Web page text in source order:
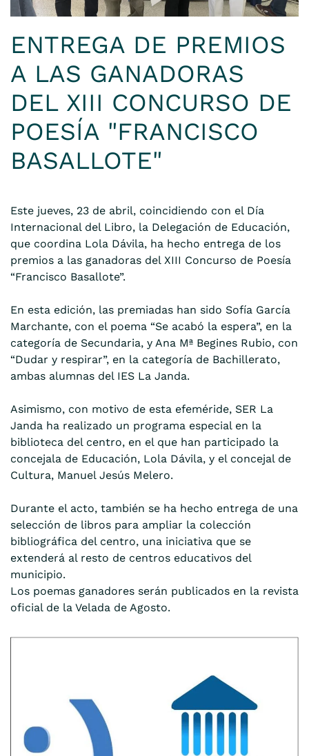
ENTREGA DE PREMIOS
A LAS GANADORAS
DEL XIII CONCURSO DE
POESÍA "FRANCISCO
BASALLOTE"
Este jueves, 23 de abril, coincidiendo con el Día
Internacional del Libro, la Delegación de Educación,
que coordina Lola Dávila, ha hecho entrega de los
premios a las ganadoras del XIII Concurso de Poesía
“Francisco Basallote”.
En esta edición, las premiadas han sido Sofía García
Marchante, con el poema “Se acabó la espera”, en la
categoría de Secundaria, y Ana Mª Begines Rubio, con
“Dudar y respirar”, en la categoría de Bachillerato,
ambas alumnas del IES La Janda.
Asimismo, con motivo de esta efeméride, SER La
Janda ha realizado un programa especial en la
biblioteca del centro, en el que han participado la
concejala de Educación, Lola Dávila, y el concejal de
Cultura, Manuel Jesús Melero.
Durante el acto, también se ha hecho entrega de una
selección de libros para ampliar la colección
bibliográfica del centro, una iniciativa que se
extenderá al resto de centros educativos del
municipio.
Los poemas ganadores serán publicados en la revista
oficial de la Velada de Agosto.